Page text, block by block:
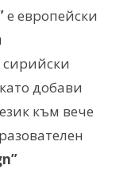
e европейски
добави
към вече